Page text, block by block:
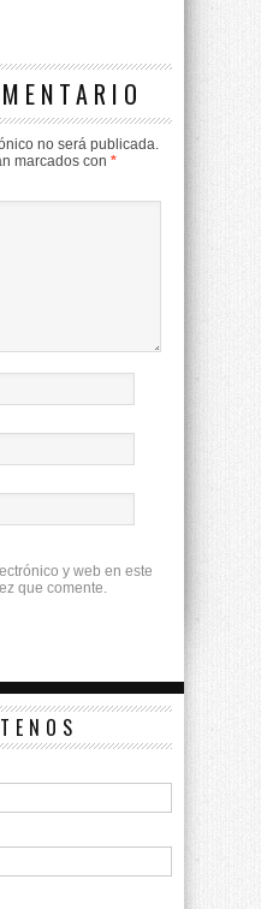
no será publicada.
marcados con *
y web en este
que comente.